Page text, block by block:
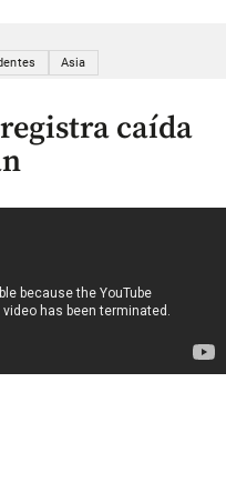
Asia
caída